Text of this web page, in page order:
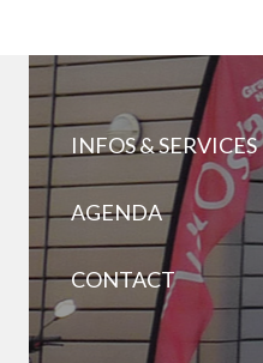
INFOS & SERVICES
AGENDA
CONTACT